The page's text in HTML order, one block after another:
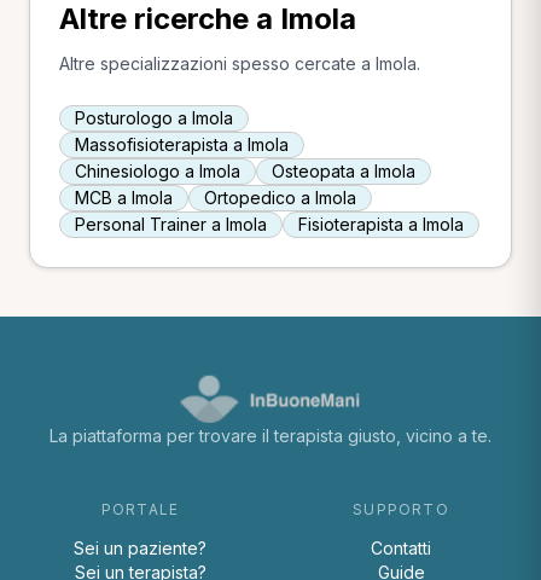
Altre ricerche a Imola
Altre specializzazioni spesso cercate a Imola.
Posturologo a Imola
Massofisioterapista a Imola
Chinesiologo a Imola
Osteopata a Imola
MCB a Imola
Ortopedico a Imola
Personal Trainer a Imola
Fisioterapista a Imola
La piattaforma per trovare il terapista giusto, vicino a te.
PORTALE
Sei un paziente?
Sei un terapista?
SUPPORTO
Contatti
Guide